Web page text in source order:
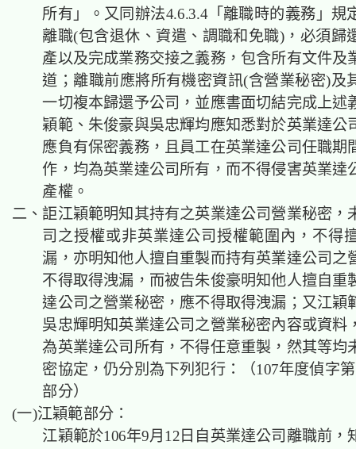
所有」。又同辦法4.6.3.4「離職時的義務」規
離職(包含退休、資遣、調職和免職)，必須歸
產以及完成業務交接之義務，包含所有文件及
道；離職前應將所有機密資訊(含營業秘密)及
一切複本歸還予公司，並應書面切結完成上述
穎範、朱俊豪與吳忠輝均應知悉對於英業達公
應負有保密義務，且員工在英業達公司任職期
作，均為英業達公司所有，而不得侵害英業達
產權。
二、詎江穎範明知其持有之英業達公司營業秘密，
司之授權或非英業達公司授權範圍內，不得
漏，亦明知他人擅自重製而持有英業達公司之
不得取得洩漏，而被告朱俊豪明知他人擅自重
達公司之營業秘密，應不得取得洩漏；又江穎
吳忠輝明知英業達公司之營業秘密內容或資料
為英業達公司所有，不得任意重製，然其等均
密協定，仍分別為下列犯行：（107年度偵字
部分）
(一)江穎範部分：
江穎範於106年9月12日自英業達公司離職前，